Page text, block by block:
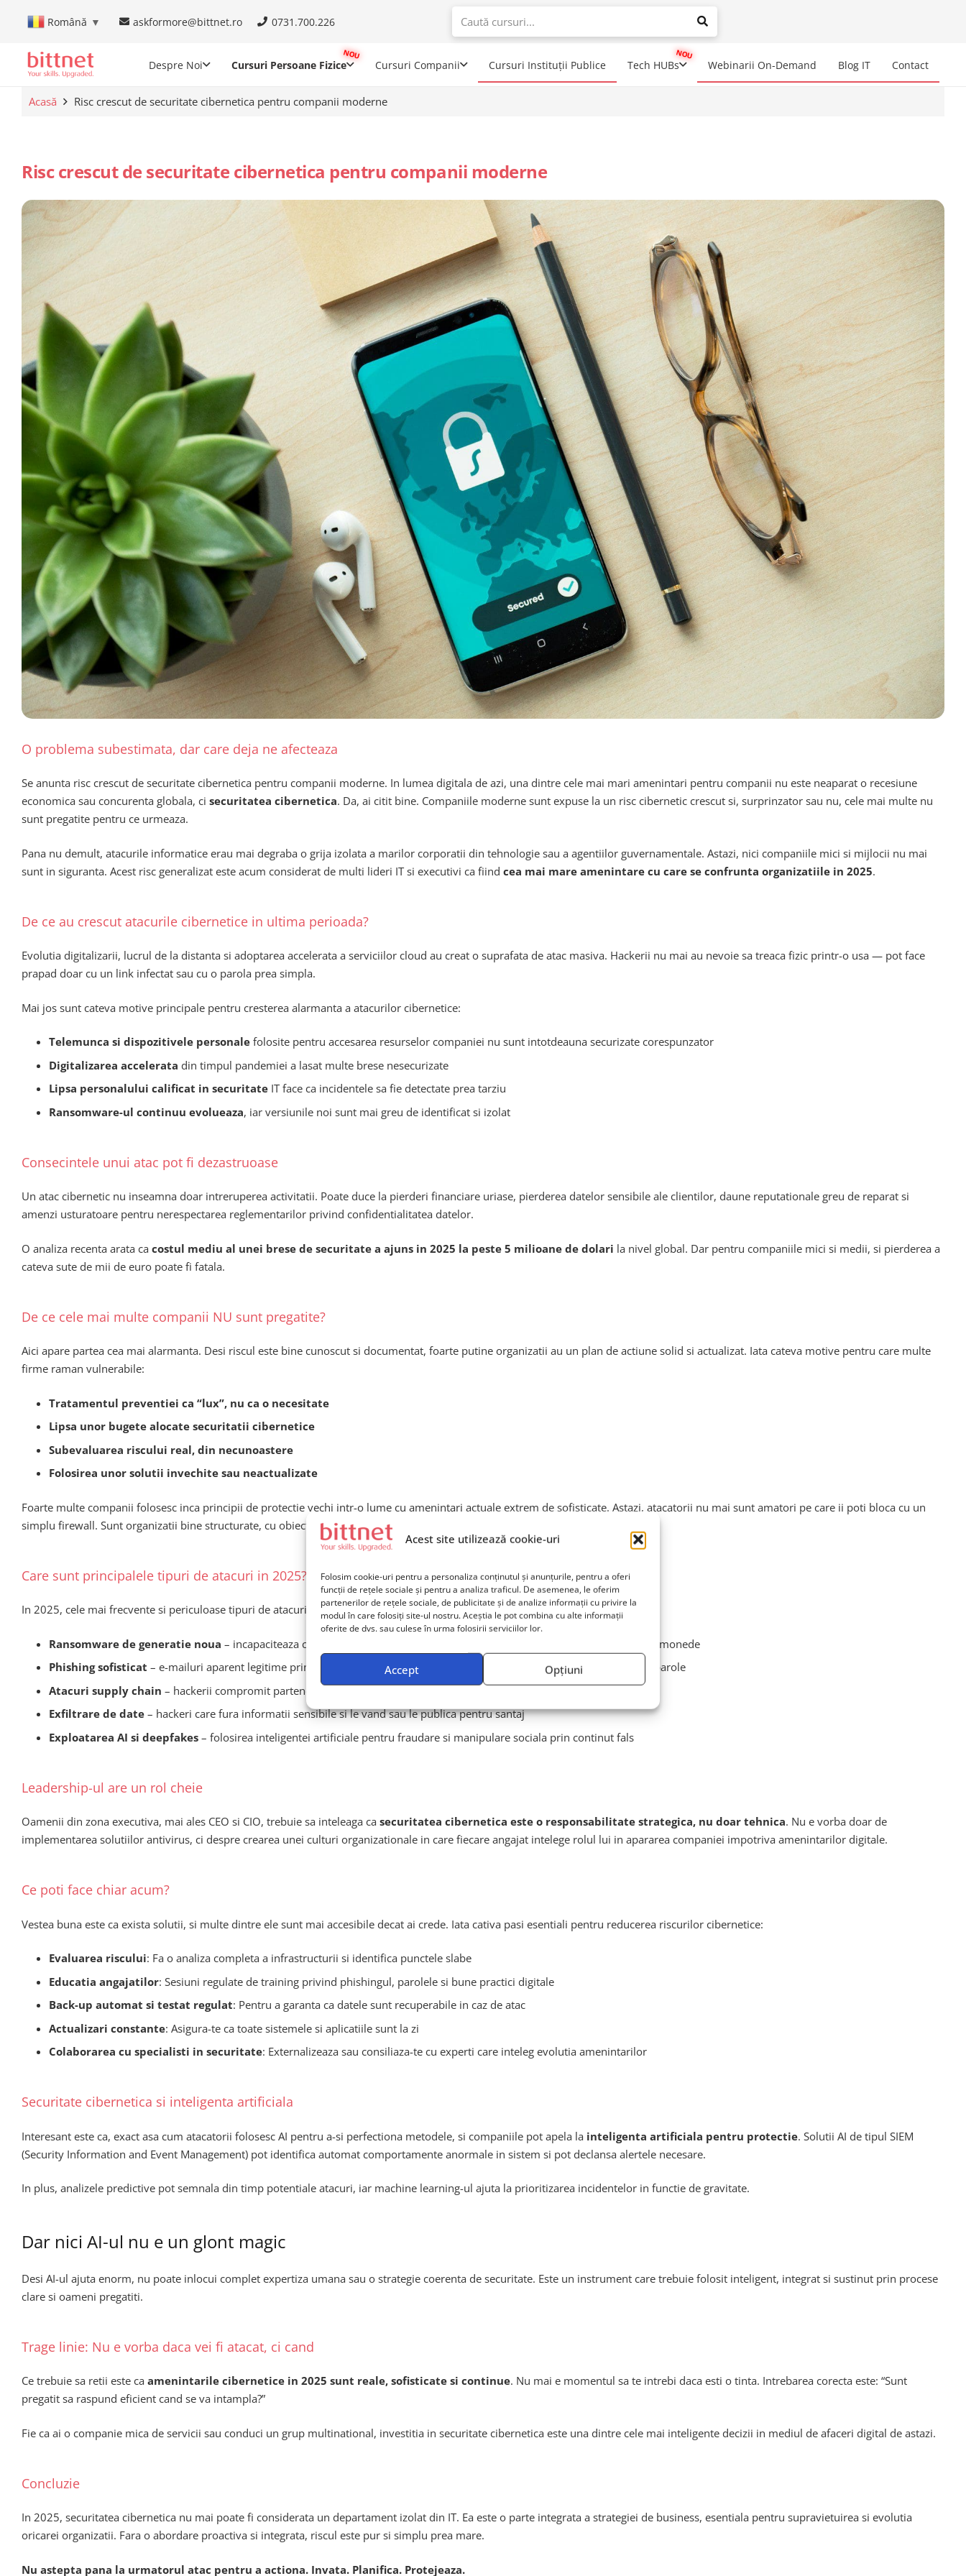
Acest site utilizează cookie-uri
Folosim cookie-uri pentru a personaliza conținutul și anunțurile, pentru a oferi
funcții de rețele sociale și pentru a analiza traficul. De asemenea, le oferim
partenerilor de rețele sociale, de publicitate și de analize informații cu privire la
modul în care folosiți site-ul nostru. Aceștia le pot combina cu alte informații
oferite de dvs. sau culese în urma folosirii serviciilor lor.
Accept Opțiuni
Română ▼ askformore@bittnet.ro 0731.700.226
When autocomplete results are available use up and down arrows to
Despre Noi Cursuri Persoane Fizice Cursuri Companii Cursuri Instituții Publice Tech HUBs Webinarii On-Demand Blog IT Contact
Acasă Risc crescut de securitate cibernetica pentru companii moderne
Risc crescut de securitate cibernetica pentru companii moderne
O problema subestimata, dar care deja ne afecteaza
Se anunta risc crescut de securitate cibernetica pentru companii moderne. In lumea digitala de azi, una dintre cele mai mari amenintari pentru companii nu este neaparat o recesiune
economica sau concurenta globala, ci securitatea cibernetica. Da, ai citit bine. Companiile moderne sunt expuse la un risc cibernetic crescut si, surprinzator sau nu, cele mai multe nu
sunt pregatite pentru ce urmeaza.
Pana nu demult, atacurile informatice erau mai degraba o grija izolata a marilor corporatii din tehnologie sau a agentiilor guvernamentale. Astazi, nici companiile mici si mijlocii nu mai
sunt in siguranta. Acest risc generalizat este acum considerat de multi lideri IT si executivi ca fiind cea mai mare amenintare cu care se confrunta organizatiile in 2025.
De ce au crescut atacurile cibernetice in ultima perioada?
Evolutia digitalizarii, lucrul de la distanta si adoptarea accelerata a serviciilor cloud au creat o suprafata de atac masiva. Hackerii nu mai au nevoie sa treaca fizic printr-o usa — pot face
prapad doar cu un link infectat sau cu o parola prea simpla.
Mai jos sunt cateva motive principale pentru cresterea alarmanta a atacurilor cibernetice:
Telemunca si dispozitivele personalefolosite pentru accesarea resurselor companiei nu sunt intotdeauna securizate corespunzator
Digitalizarea accelerata din timpul pandemiei a lasat multe brese nesecurizate
Lipsa personalului calificat in securitateIT face ca incidentele sa fie detectate prea tarziu
Ransomware-ul continuu evolueaza, iar versiunile noi sunt mai greu de identificat si izolat
Consecintele unui atac pot fi dezastruoase
Un atac cibernetic nu inseamna doar intreruperea activitatii. Poate duce la pierderi financiare uriase, pierderea datelor sensibile ale clientilor, daune reputationale greu de reparat si
amenzi usturatoare pentru nerespectarea reglementarilor privind confidentialitatea datelor.
O analiza recenta arata ca costul mediu al unei brese de securitate a ajuns in 2025 la peste 5 milioane de dolari la nivel global. Dar pentru companiile mici si medii, si pierderea a
cateva sute de mii de euro poate fi fatala.
De ce cele mai multe companii NU sunt pregatite?
Aici apare partea cea mai alarmanta. Desi riscul este bine cunoscut si documentat, foarte putine organizatii au un plan de actiune solid si actualizat. Iata cateva motive pentru care multe
firme raman vulnerabile:
Tratamentul preventiei ca “lux”, nu ca o necesitate
Lipsa unor bugete alocate securitatii cibernetice
Subevaluarea riscului real, din necunoastere
Folosirea unor solutii invechite sau neactualizate
Foarte multe companii folosesc inca principii de protectie vechi intr-o lume cu amenintari actuale extrem de sofisticate. Astazi, atacatorii nu mai sunt amatori pe care ii poti bloca cu un
simplu firewall. Sunt organizatii bine structurate, cu obiective clare si resurse serioase.
Care sunt principalele tipuri de atacuri in 2025?
In 2025, cele mai frecvente si periculoase tipuri de atacuri cibernetice sunt:
Ransomware de generatie noua – incapaciteaza complet sistemele, cripteaza datele si cere rascumparari uriase in cripto-monede
Phishing sofisticat – e-mailuri aparent legitime prin care angajatii sunt pacaliti sa acceseze linkuri malitioase sau sa ofere parole
Atacuri supply chain – hackerii compromit partenerii sau furnizorii pentru a accesa retele mai mari
Exfiltrare de date– hackeri care fura informatii sensibile si le vand sau le publica pentru santaj
Exploatarea AI si deepfakes– folosirea inteligentei artificiale pentru fraudare si manipulare sociala prin continut fals
Leadership-ul are un rol cheie
Oamenii din zona executiva, mai ales CEO si CIO, trebuie sa inteleaga ca securitatea cibernetica este o responsabilitate strategica, nu doar tehnica. Nu e vorba doar de
implementarea solutiilor antivirus, ci despre crearea unei culturi organizationale in care fiecare angajat intelege rolul lui in apararea companiei impotriva amenintarilor digitale.
Ce poti face chiar acum?
Vestea buna este ca exista solutii, si multe dintre ele sunt mai accesibile decat ai crede. Iata cativa pasi esentiali pentru reducerea riscurilor cibernetice:
Evaluarea riscului: Fa o analiza completa a infrastructurii si identifica punctele slabe
Educatia angajatilor: Sesiuni regulate de training privind phishingul, parolele si bune practici digitale
Back-up automat si testat regulat: Pentru a garanta ca datele sunt recuperabile in caz de atac
Actualizari constante: Asigura-te ca toate sistemele si aplicatiile sunt la zi
Colaborarea cu specialisti in securitate: Externalizeaza sau consiliaza-te cu experti care inteleg evolutia amenintarilor
Securitate cibernetica si inteligenta artificiala
Interesant este ca, exact asa cum atacatorii folosesc AI pentru a-si perfectiona metodele, si companiile pot apela la inteligenta artificiala pentru protectie. Solutii AI de tipul SIEM
(Security Information and Event Management) pot identifica automat comportamente anormale in sistem si pot declansa alertele necesare.
In plus, analizele predictive pot semnala din timp potentiale atacuri, iar machine learning-ul ajuta la prioritizarea incidentelor in functie de gravitate.
Dar nici AI-ul nu e un glont magic
Desi AI-ul ajuta enorm, nu poate inlocui complet expertiza umana sau o strategie coerenta de securitate. Este un instrument care trebuie folosit inteligent, integrat si sustinut prin procese
clare si oameni pregatiti.
Trage linie: Nu e vorba daca vei fi atacat, ci cand
Ce trebuie sa retii este ca amenintarile cibernetice in 2025 sunt reale, sofisticate si continue. Nu mai e momentul sa te intrebi daca esti o tinta. Intrebarea corecta este: “Sunt
pregatit sa raspund eficient cand se va intampla?”
Fie ca ai o companie mica de servicii sau conduci un grup multinational, investitia in securitate cibernetica este una dintre cele mai inteligente decizii in mediul de afaceri digital de astazi.
Concluzie
In 2025, securitatea cibernetica nu mai poate fi considerata un departament izolat din IT. Ea este o parte integrata a strategiei de business, esentiala pentru supravietuirea si evolutia
oricarei organizatii. Fara o abordare proactiva si integrata, riscul este pur si simplu prea mare.
Nu astepta pana la urmatorul atac pentru a actiona. Invata. Planifica. Protejeaza.